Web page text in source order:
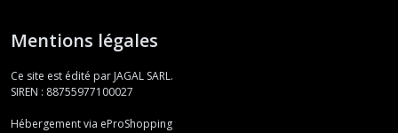
Mentions légales
Ce site est édité par JAGAL SARL.
SIREN : 88755977100027
Hébergement via eProShopping